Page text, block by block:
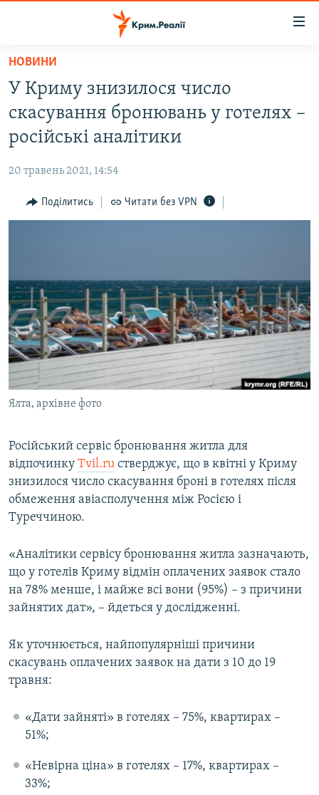
Перейти
основного
матеріалу
Перейти
до
основної
навігації
Перейти
до
ВОДА.КРИМ
ВІДЕО ТА ФОТО
БЛОГИ
ПОГЛЯД
СПЕЦПРОЕКТИ
ДЕПОРТАЦІЯ
ВІДЕОУРОКИ «ELIFBE»
СВІДЧЕННЯ ОКУПАЦІЇ
УКРАЇНСЬКА ПРОБЛЕМА КРИМУ
ІНФОГРАФІКА
ЯК ОБІЙТИ БЛОКУВАННЯ
Русский
Qırımtatar
ДОЛУЧАЙСЯ!
Усі сайти RFE/RL
НОВИНИ
У Криму знизилося число
скасування бронювань у готелях –
російські аналітики
20 травень 2021, 14:54
Поділитись Читати без VPN
Ялта, архівне фото
Російський сервіс бронювання житла для
відпочинку Tvil.ru стверджує, що в квітні у Криму
знизилося число скасування броні в готелях після
обмеження авіасполучення між Росією і
Туреччиною.
«Аналітики сервісу бронювання житла зазначають,
що у готелів Криму відмін оплачених заявок стало
на 78% менше, і майже всі вони (95%) – з причини
зайнятих дат», – йдеться у дослідженні.
Як уточнюється, найпопулярніші причини
скасувань оплачених заявок на дати з 10 до 19
травня:
«Дати зайняті» в готелях – 75%, квартирах –
51%;
«Невірна ціна» в готелях – 17%, квартирах –
33%;